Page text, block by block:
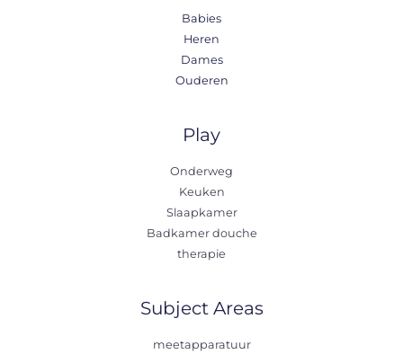
Babies
Heren
Dames
Ouderen
Play
Onderweg
Keuken
Slaapkamer
Badkamer douche
therapie
Subject Areas
meetapparatuur